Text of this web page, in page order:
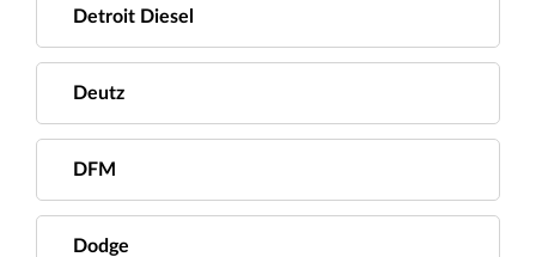
Detroit Diesel
Deutz
DFM
Dodge